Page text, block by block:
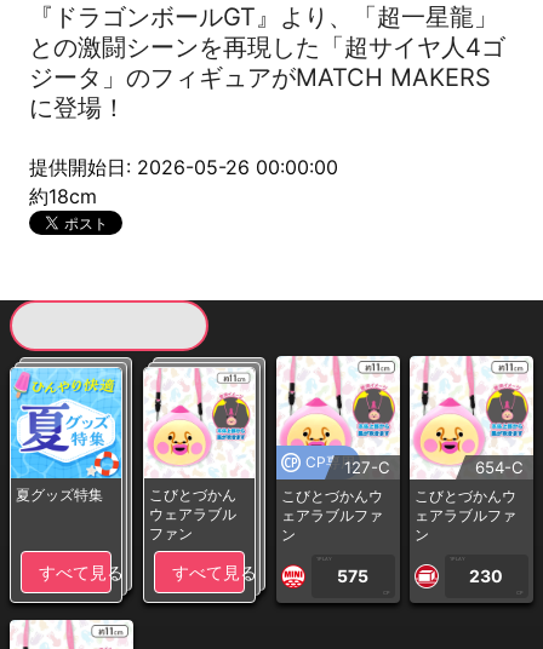
『ドラゴンボールGT』より、「超一星龍」
との激闘シーンを再現した「超サイヤ人4ゴ
ジータ」のフィギュアがMATCH MAKERS
に登場！
提供開始日: 2026-05-26 00:00:00
約18cm
夏グッズ特集
すべて見る
こびとづかん
ウェアラブル
ファン
すべて見る
CP専用127-C
こびとづかんウ
ェアラブルファ
ン
1PLAY
575
CP
654-C
こびとづかんウ
ェアラブルファ
ン
1PLAY
230
CP